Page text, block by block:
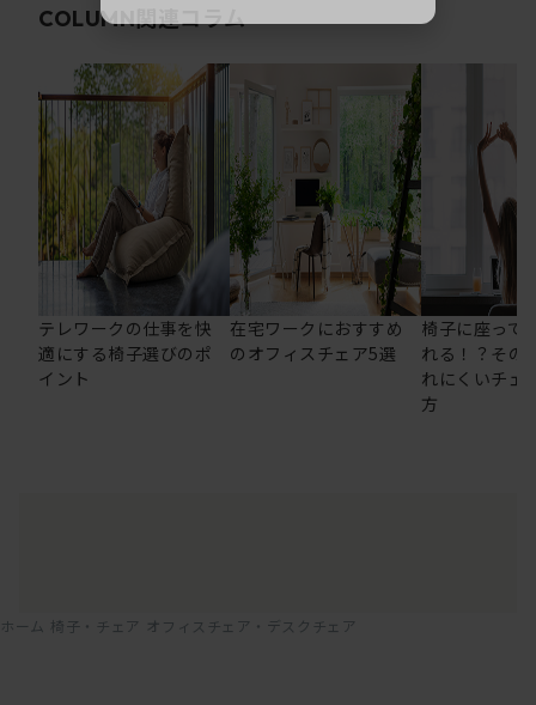
COLUMN関連コラム
テレワークの仕事を快
適にする椅子選びのポ
イント
在宅ワークにおすすめ
のオフィスチェア5選
椅子に座って
れる！？その
れにくいチェ
方
ホーム 椅子・チェア オフィスチェア・デスクチェア